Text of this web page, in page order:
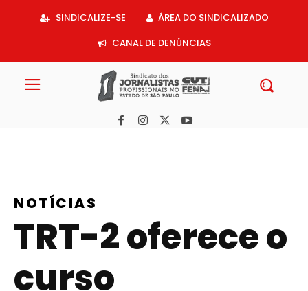
SINDICALIZE-SE
ÁREA DO SINDICALIZADO
CANAL DE DENÚNCIAS
NOTÍCIAS
TRT-2 oferece o
curso